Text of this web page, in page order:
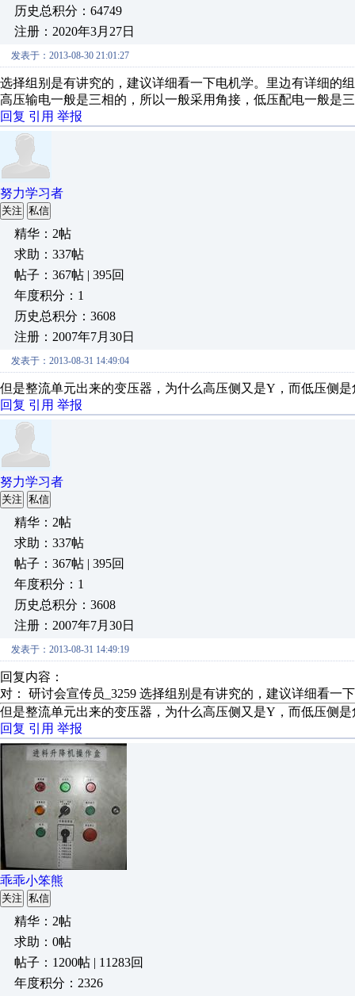
历史总积分：64749
注册：2020年3月27日
发表于：2013-08-30 21:01:27
选择组别是有讲究的，建议详细看一下电机学。里边有详细的
高压输电一般是三相的，所以一般采用角接，低压配电一般是
回复 引用 举报
努力学习者
关注 私信
精华：2帖
求助：337帖
帖子：367帖 | 395回
年度积分：1
历史总积分：3608
注册：2007年7月30日
发表于：2013-08-31 14:49:04
但是整流单元出来的变压器，为什么高压侧又是Y，而低压侧是
回复 引用 举报
努力学习者
关注 私信
精华：2帖
求助：337帖
帖子：367帖 | 395回
年度积分：1
历史总积分：3608
注册：2007年7月30日
发表于：2013-08-31 14:49:19
回复内容：
对： 研讨会宣传员_3259 选择组别是有讲究的，建议详细看一
但是整流单元出来的变压器，为什么高压侧又是Y，而低压侧是
回复 引用 举报
乖乖小笨熊
关注 私信
精华：2帖
求助：0帖
帖子：1200帖 | 11283回
年度积分：2326